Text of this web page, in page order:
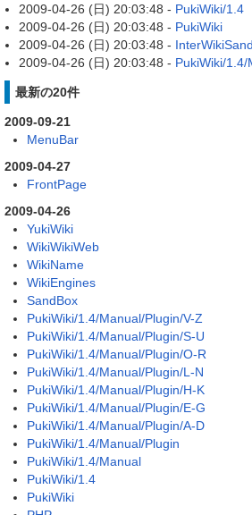
2009-04-26 (日) 20:03:48 - PukiWiki/1.4
2009-04-26 (日) 20:03:48 - PukiWiki
2009-04-26 (日) 20:03:48 -
2009-04-26 (日) 20:03:48 - PukiWiki/1.4/
最新の20件
2009-09-21
MenuBar
2009-04-27
FrontPage
2009-04-26
YukiWiki
WikiWikiWeb
WikiName
WikiEngines
SandBox
PukiWiki/1.4/Manual/Plugin/V-Z
PukiWiki/1.4/Manual/Plugin/S-U
PukiWiki/1.4/Manual/Plugin/O-R
PukiWiki/1.4/Manual/Plugin/L-N
PukiWiki/1.4/Manual/Plugin/H-K
PukiWiki/1.4/Manual/Plugin/E-G
PukiWiki/1.4/Manual/Plugin/A-D
PukiWiki/1.4/Manual/Plugin
PukiWiki/1.4/Manual
PukiWiki/1.4
PukiWiki